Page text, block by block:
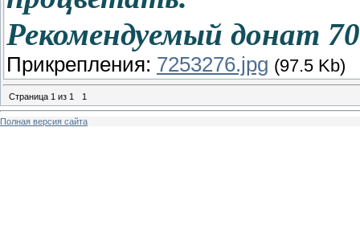
Рекомендуемый донат
Прикрепления: 7253276.jpg (97.5 Kb)
Страница 1 из 1 1
Полная версия сайта